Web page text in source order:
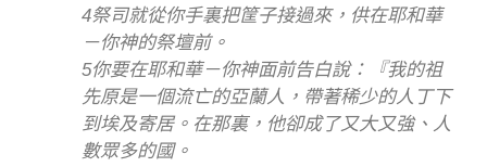
4祭司就從你手裏把筐子接過來，供在耶和華
－你神的祭壇前。
5你要在耶和華－你神面前告白說：『我的祖
先原是一個流亡的亞蘭人，帶著稀少的人丁下
到埃及寄居。在那裏，他卻成了又大又強、人
數眾多的國。